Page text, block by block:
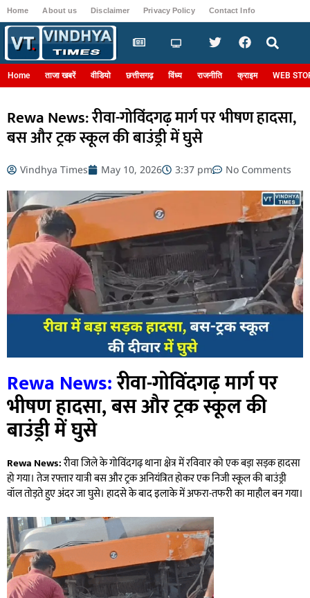
Home About us Disclaimer Privacy Policy Contact Info
Home ताजा खबरें वीडियो छत्तीसगढ़ विंध्य राजनीति क्राइम WEB
Rewa News: रीवा-गोविंदगढ़ मार्ग पर भीषण हादसा,
बस और ट्रक स्कूल की बाउंड्री में घुसे
Vindhya Times May 10, 2026 3:37 pm No Comments
Rewa News:रीवा-गोविंदगढ़ मार्ग पर
भीषण हादसा, बस और ट्रक स्कूल की
बाउंड्री में घुसे
Rewa News:रीवा जिले के गोविंदगढ़ थाना क्षेत्र में रविवार को एक बड़ा सड़क हादसा
हो गया। तेज रफ्तार यात्री बस और ट्रक अनियंत्रित होकर एक निजी स्कूल की बाउंड्री
वॉल तोड़ते हुए अंदर जा घुसे। हादसे के बाद इलाके में अफरा-तफरी का माहौल बन गया।